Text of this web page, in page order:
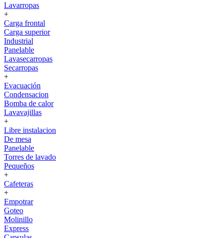
Lavarropas
+
Carga frontal
Carga superior
Industrial
Panelable
Lavasecarropas
Secarropas
+
Evacuación
Condensacion
Bomba de calor
Lavavajillas
+
Libre instalacion
De mesa
Panelable
Torres de lavado
Pequeños
+
Cafeteras
+
Empotrar
Goteo
Molinillo
Express